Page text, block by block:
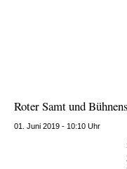
Roter Samt und
01. Juni 2019 - 10:10 Uhr